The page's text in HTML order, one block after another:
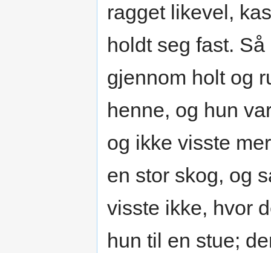
ragget likevel,
holdt seg fast.
gjennom holt og
henne, og hun
og ikke visste
en stor skog, og
visste ikke, hvor
hun til en stue;